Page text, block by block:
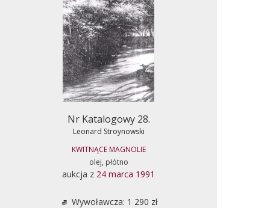
Nr Katalogowy 28.
Leonard Stroynowski
KWITNĄCE MAGNOLIE
olej, płótno
aukcja z 24 marca 1991
Wywoławcza: 1 290 zł